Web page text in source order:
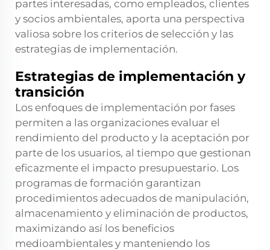
partes interesadas, como empleados, clientes
y socios ambientales, aporta una perspectiva
valiosa sobre los criterios de selección y las
estrategias de implementación.
Estrategias de implementación y
transición
Los enfoques de implementación por fases
permiten a las organizaciones evaluar el
rendimiento del producto y la aceptación por
parte de los usuarios, al tiempo que gestionan
eficazmente el impacto presupuestario. Los
programas de formación garantizan
procedimientos adecuados de manipulación,
almacenamiento y eliminación de productos,
maximizando así los beneficios
medioambientales y manteniendo los